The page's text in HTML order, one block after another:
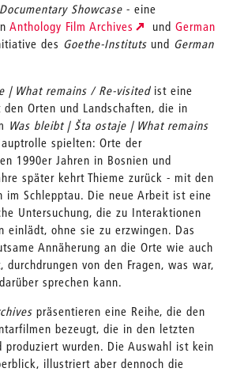
Showcase - eine
Anthology Film Archives und German
des Goethe-Instituts und German
| What remains / Re-visitedist eine
Orten und Landschaften, die in
Was bleibt | Šta ostaje | What remains
spielten: Orte der
1990er Jahren in Bosnien und
später kehrt Thieme zurück - mit den
im Schlepptau. Die neue Arbeit ist eine
Untersuchung, die zu Interaktionen
einlädt, ohne sie zu erzwingen. Das
Annäherung an die Orte wie auch
von den Fragen, was war,
sprechen kann.
präsentieren eine Reihe, die den
bezeugt, die in den letzten
produziert wurden. Die Auswahl ist kein
illustriert aber dennoch die